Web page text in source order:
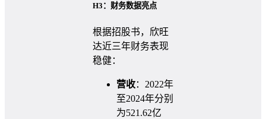
H3：财务数据亮点
根据招股书，欣旺
达近三年财务表现
稳健：
营收：2022年
至2024年分别
为521.62亿